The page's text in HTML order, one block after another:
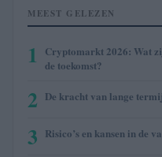
MEEST GELEZEN
1
Cryptomarkt 2026: Wat
de toekomst?
2 De kracht van lange
3 Risico’s en kansen in de